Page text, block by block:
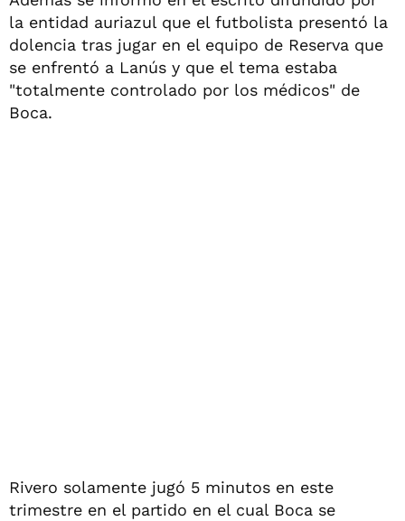
la entidad auriazul que el futbolista presentó la
dolencia tras jugar en el equipo de Reserva que
se enfrentó a Lanús y que el tema estaba
"totalmente controlado por los médicos" de
Boca.
Rivero solamente jugó 5 minutos en este
trimestre en el partido en el cual Boca se